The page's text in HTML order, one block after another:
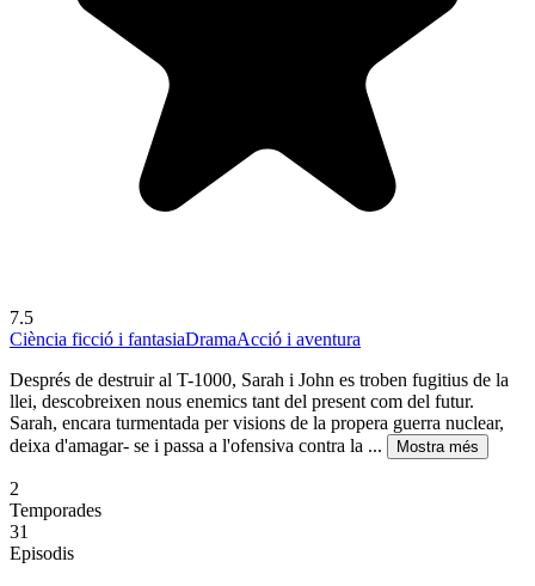
7.5
Ciència ficció i fantasiaDramaAcció i aventura
Després de destruir al T-1000, Sarah i John es troben fugitius de la
llei, descobreixen nous enemics tant del present com del futur.
Sarah, encara turmentada per visions de la propera guerra nuclear,
deixa d'amagar- se i passa a l'ofensiva contra la ...
Mostra més
2
Temporades
31
Episodis